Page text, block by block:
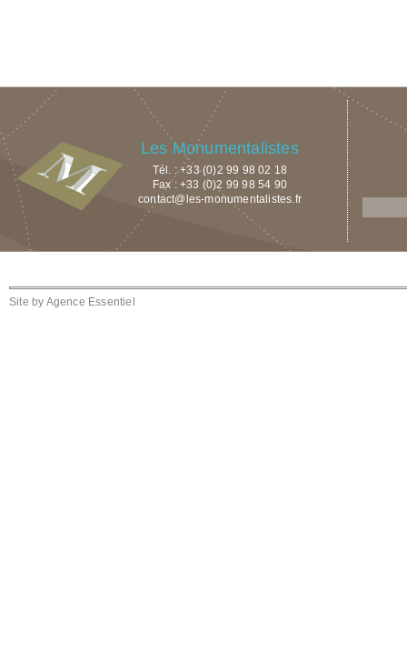
Les Monumentalistes
Tél. : +33 (0)2 99 98 02 18
Fax : +33 (0)2 99 98 54 90
contact@les-monumentalistes.fr
Site by Agence Essentiel